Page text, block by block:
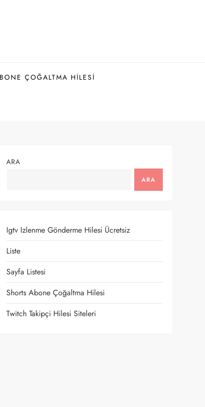
ÇOĞALTMA HILESI
ARA
ARA
Igtv Izlenme Gönderme Hilesi Ücretsiz
Liste
Sayfa Listesi
Shorts Abone Çoğaltma Hilesi
Twitch Takipçi Hilesi Siteleri